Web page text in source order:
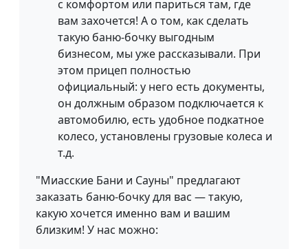
с комфортом или париться там, где
вам захочется! А о том, как сделать
такую баню-бочку выгодным
бизнесом, мы уже рассказывали. При
этом прицеп полностью
официальный: у него есть документы,
он должным образом подключается к
автомобилю, есть удобное подкатное
колесо, установлены грузовые колеса и
т.д.
"Миасские Бани и Сауны" предлагают
заказать баню-бочку для вас — такую,
какую хочется именно вам и вашим
близким! У нас можно: